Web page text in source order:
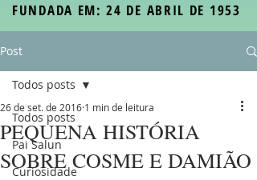
FUNDADA EM: 24 DE ABRIL DE 1953
Post
Todos posts
Pai Salun
Curiosidade
Todos posts
PEQUENA HISTÓRIA
SOBRE COSME E DAMIÃO
26 de set. de 2016 1 min de leitura